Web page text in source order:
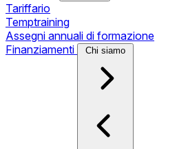
Tariffario
Temptraining
Assegni annuali di formazione
Finanziamenti
Chi siamo